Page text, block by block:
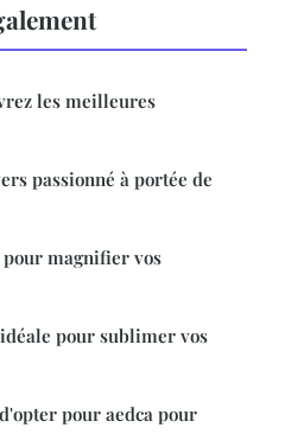
les meilleures
passionné à portée de
pour magnifier vos
pour sublimer vos
pour aedca pour